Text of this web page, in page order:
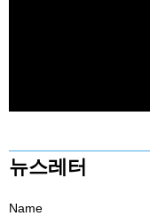
뉴스레터
Name